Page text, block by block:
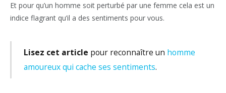
Et pour qu’un homme soit perturbé par une femme cela est un
indice flagrant qu’il a des sentiments pour vous.
Lisez cet article pour reconnaître un homme
amoureux qui cache ses sentiments.